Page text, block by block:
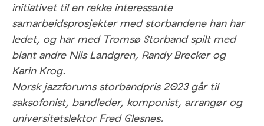
initiativet til en rekke interessante
samarbeidsprosjekter med storbandene han har
ledet, og har med Tromsø Storband spilt med
blant andre Nils Landgren, Randy Brecker og
Karin Krog.
Norsk jazzforums storbandpris 2023 går til
saksofonist, bandleder, komponist, arrangør og
universitetslektor Fred Glesnes.